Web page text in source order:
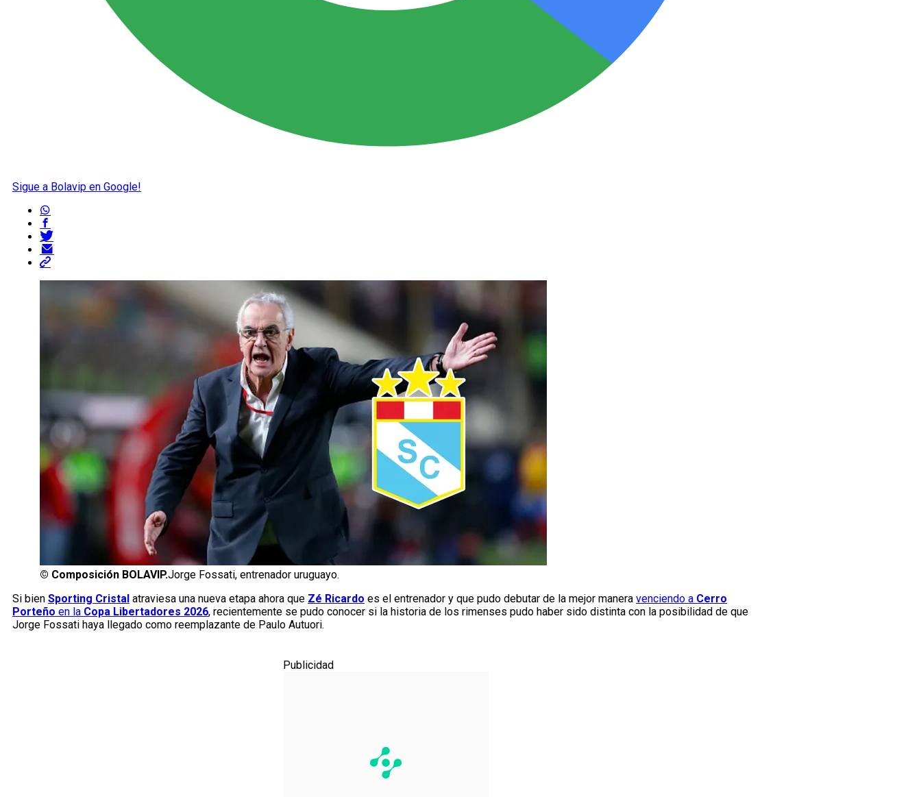
Sigue a Bolavip en Google!
© Composición BOLAVIP.Jorge Fossati, entrenador uruguayo.
Si bien Sporting Cristal atraviesa una nueva etapa ahora que Zé Ricardo es el entrenador y que pudo debutar de la mejor manera venciendo a Cerro
Porteño en la Copa Libertadores 2026, recientemente se pudo conocer si la historia de los rimenses pudo haber sido distinta con la posibilidad de que
Jorge Fossati haya llegado como reemplazante de Paulo Autuori.
Publicidad